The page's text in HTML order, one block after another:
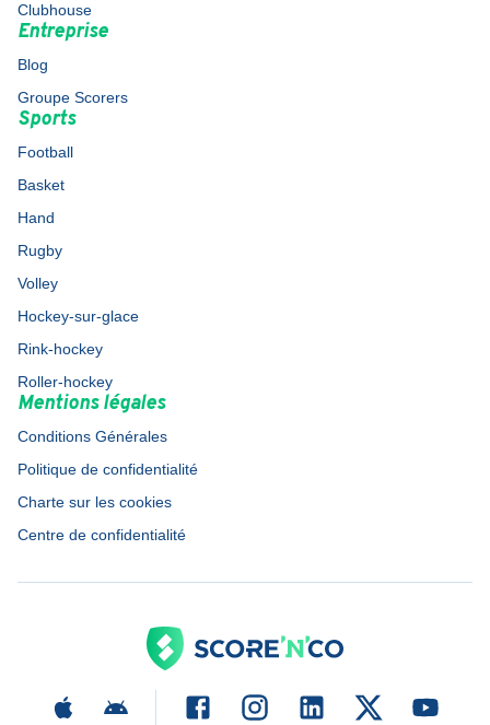
Clubhouse
Entreprise
Blog
Groupe Scorers
Sports
Football
Basket
Hand
Rugby
Volley
Hockey-sur-glace
Rink-hockey
Roller-hockey
Mentions légales
Conditions Générales
Politique de confidentialité
Charte sur les cookies
Centre de confidentialité